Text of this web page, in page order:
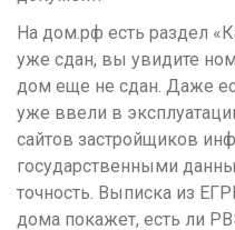
На дом.рф есть раздел
уже сдан, вы увидите
дом еще не сдан. Даже
уже ввели в
сайтов застройщиков
государственными
точность. Выписка из
дома покажет, есть ли